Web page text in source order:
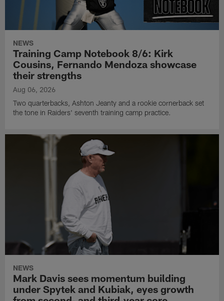
NEWS
Training Camp Notebook 8/6: Kirk
Cousins, Fernando Mendoza showcase
their strengths
Aug 06, 2026
Two quarterbacks, Ashton Jeanty and a rookie cornerback set
the tone in Raiders' seventh training camp practice.
NEWS
Mark Davis sees momentum building
under Spytek and Kubiak, eyes growth